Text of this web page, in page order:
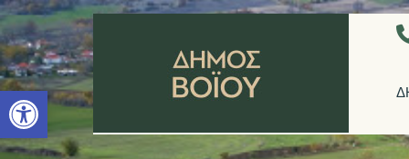
Ανοίξτε τη γραμμή εργαλείων